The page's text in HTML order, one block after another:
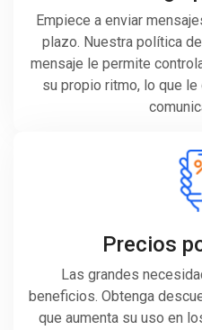
Empiece a enviar
plazo. Nuestra política
mensaje le permite
su propio ritmo, lo que
Precios
Las grandes
beneficios. Obtenga
que aumenta su uso en